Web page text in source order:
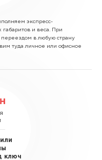
экспресс-
и веса. При
переездом в любую страну
туда личное или офисное
ключ